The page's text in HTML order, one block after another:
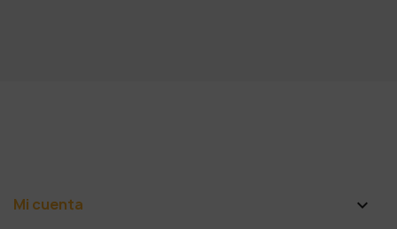
Mi cuenta 